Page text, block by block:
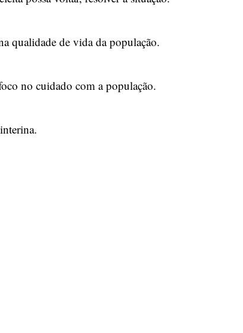
qualidade de vida da população.
no cuidado com a população.